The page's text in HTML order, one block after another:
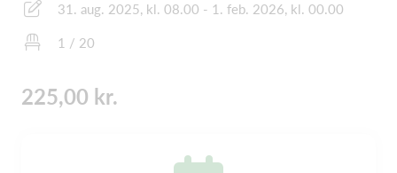
31. aug. 2025, kl. 08.00 - 1. feb. 2026, kl. 00.00
1 / 20
225,00 kr.